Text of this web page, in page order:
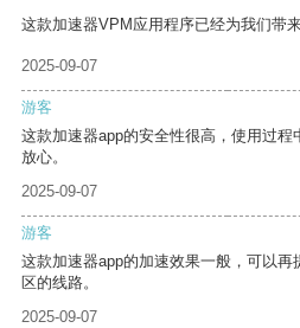
这款加速器VPM应用程序已经为我们带
2025-09-07
游客
这款加速器app的安全性很高，使用过
放心。
2025-09-07
游客
这款加速器app的加速效果一般，可以
区的线路。
2025-09-07